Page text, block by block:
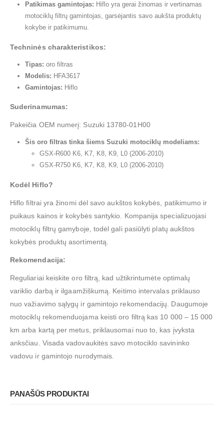
Patikimas gamintojas: Hiflo yra gerai žinomas ir vertinamas
motociklų filtrų gamintojas, garsėjantis savo aukšta produktų
kokybe ir patikimumu.
Techninės charakteristikos:
Tipas: oro filtras
Modelis: HFA3617
Gamintojas: Hiflo
Suderinamumas:
Pakeičia OEM numerį: Suzuki 13780-01H00
Šis oro filtras tinka šiems Suzuki motociklų modeliams:
GSX-R600 K6, K7, K8, K9, L0 (2006-2010)
GSX-R750 K6, K7, K8, K9, L0 (2006-2010)
Kodėl Hiflo?
Hiflo filtrai yra žinomi dėl savo aukštos kokybės, patikimumo ir
puikaus kainos ir kokybės santykio. Kompanija specializuojasi
motociklų filtrų gamyboje, todėl gali pasiūlyti platų aukštos
kokybės produktų asortimentą.
Rekomendacija:
Reguliariai keiskite oro filtrą, kad užtikrintumėte optimalų
variklio darbą ir ilgaamžiškumą. Keitimo intervalas priklauso
nuo važiavimo sąlygų ir gamintojo rekomendacijų. Daugumoje
motociklų rekomenduojama keisti oro filtrą kas 10 000 – 15 000
km arba kartą per metus, priklausomai nuo to, kas įvyksta
anksčiau. Visada vadovaukitės savo motociklo savininko
vadovu ir gamintojo nurodymais.
PANAŠŪS PRODUKTAI